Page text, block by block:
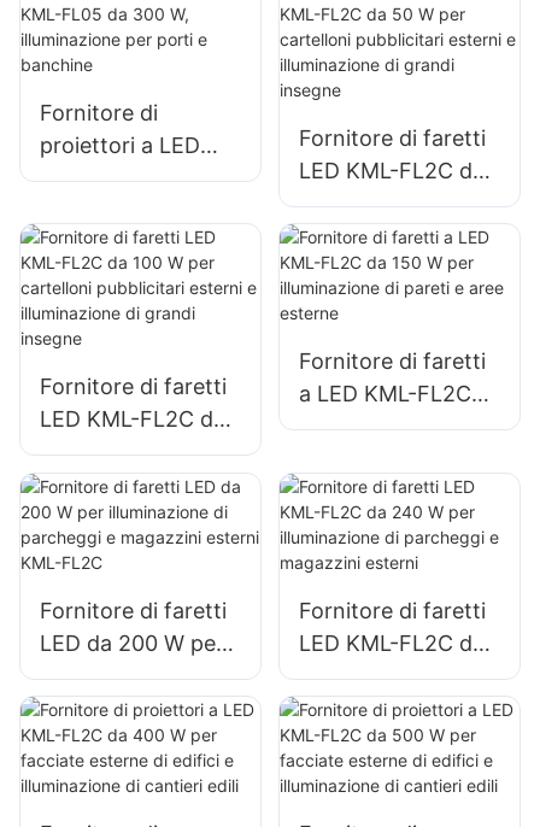
impianti industriali,
cartelloni
illuminazione di
grandi insegne.
Fornitore di
proiettori a LED
KML-FL05 da 300
porti e banchine
Fornitore di faretti
LED KML-FL2C da
50 W per cartelloni
pubblicitari esterni
e illuminazione di
grandi insegne
Fornitore di faretti
LED KML-FL2C da
100 W per
cartelloni
pubblicitari esterni
e illuminazione di
Fornitore di faretti
a LED KML-FL2C
da 150 W per
pareti e aree
esterne
Fornitore di faretti
LED da 200 W per
illuminazione di
parcheggi e
magazzini esterni
KML-FL2C
Fornitore di faretti
LED KML-FL2C da
240 W per
illuminazione di
parcheggi e
magazzini esterni